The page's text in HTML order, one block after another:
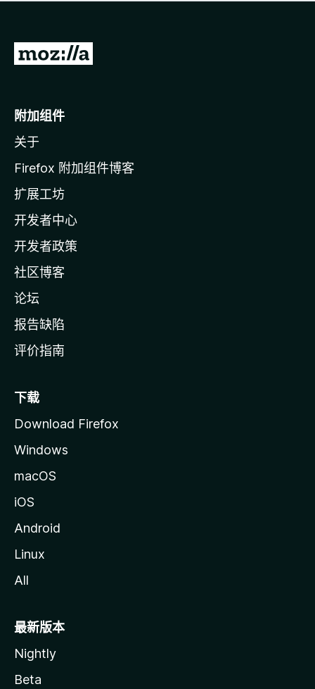
无
转
o
i
l
a
主
页
附加组件
关于
Firefox 附加组件博客
扩展工坊
开发者中心
开发者政策
社区博客
论坛
报告缺陷
评价指南
下载
Download Firefox
Windows
macOS
iOS
Android
Linux
All
最新版本
Nightly
Beta